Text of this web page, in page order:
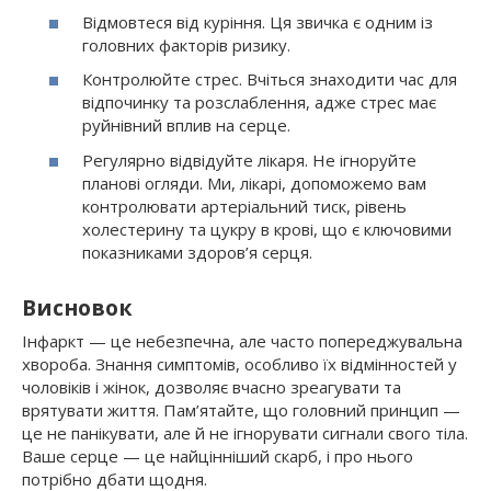
Відмовтеся від куріння. Ця звичка є одним із
головних факторів ризику.
Контролюйте стрес. Вчіться знаходити час для
відпочинку та розслаблення, адже стрес має
руйнівний вплив на серце.
Регулярно відвідуйте лікаря. Не ігноруйте
планові огляди. Ми, лікарі, допоможемо вам
контролювати артеріальний тиск, рівень
холестерину та цукру в крові, що є ключовими
показниками здоров’я серця.
Висновок
Інфаркт — це небезпечна, але часто попереджувальна
хвороба. Знання симптомів, особливо їх відмінностей у
чоловіків і жінок, дозволяє вчасно зреагувати та
врятувати життя. Пам’ятайте, що головний принцип —
це не панікувати, але й не ігнорувати сигнали свого тіла.
Ваше серце — це найцінніший скарб, і про нього
потрібно дбати щодня.